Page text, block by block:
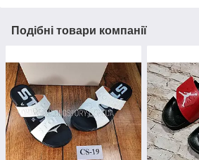
Подібні товари компанії